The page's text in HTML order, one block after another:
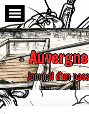
Skip
content
Journal d'un